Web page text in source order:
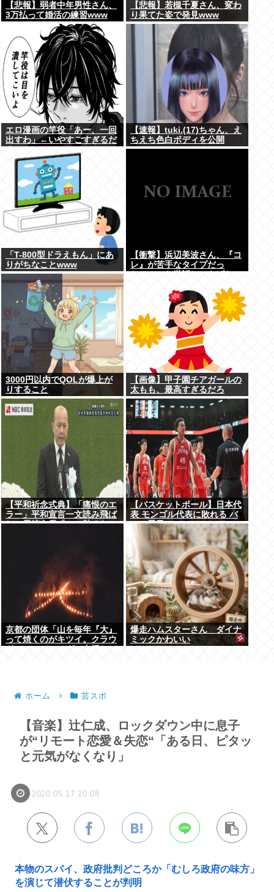
【悲報】弱者中年男性さん、
3万払って婚活の練習www
【悲報】若槻千夏さん、変わ
り果てた姿で発見www
エロ漫画の竿役「あー、一回
出すわ」←いやすごすぎるだ
【速報】tuki.(17)ちゃん、え
ちえち色白ボディを公開
www
「T-800型ドラえもん」にあ
りがちなことwww
【衝撃】浜辺美波さん、『コ
レ』が苦手なタイプだっ
w w w w w w w w
3000円以内でQOLが爆上が
りすること
【画像】甲子園チアガールの
太もも、最高すぎるだろ
www
【平和祈念式典】「痛恨のエ
ラー」平和宣言一文読み飛ば
し…長崎市長「つい熱くなっ
【バスケットボール】日本代
表 モンゴル代表に敗れる バ
スケ男子
京都の団体「山を毎年『大』
って焼くのがキツイ。クラウ
爆走ハムスターさん ダイナ
ミックかわいい
ホーム 芸スポ
【音楽】辻仁成、ロックダウン中に息子
が“リモート恋愛＆失恋“「ある日、ピタッ
と元気がなくなり」
2020.05.17 20:08
本物のスパイ、政府批判どころか「むしろ政府の味方」
を演じて潜伏することが判明